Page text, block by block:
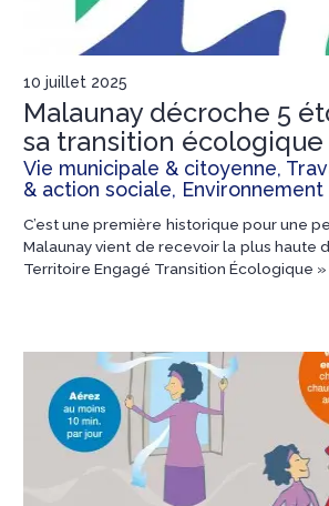
10 juillet 2025
Malaunay décroche 5
sa transition écologique
Vie municipale & citoyenne,
& action sociale,
C’est une première historique pour une
Malaunay vient de recevoir la plus haute
Territoire Engagé Transition Écologique »